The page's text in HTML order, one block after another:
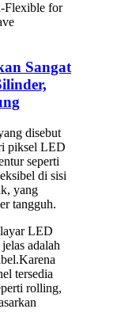
Sangat
disebut
piksel LED
seperti
di sisi
yang
tangguh.
LED
adalah
tersedia
rolling,